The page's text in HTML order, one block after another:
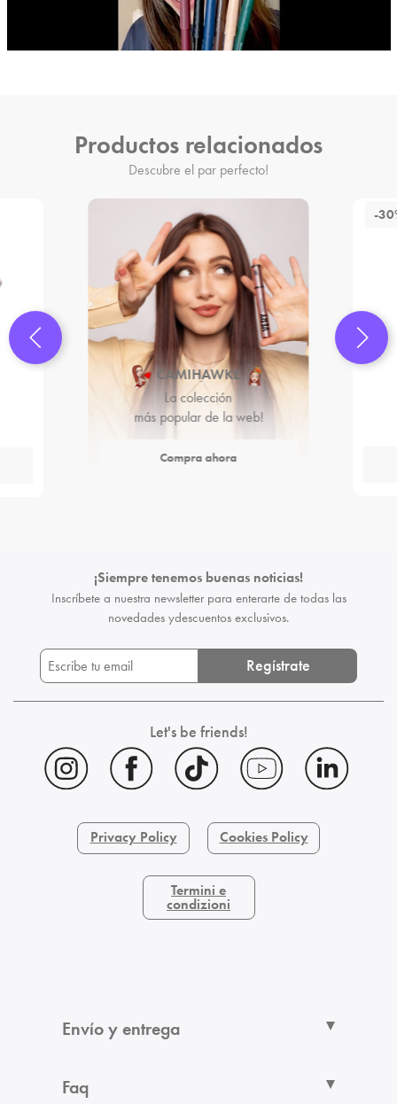
Productos relacionados
Descubre el par perfecto!
CAMIHAWKE
La colección
más popular de la web!
Compra ahora
-
¡Siempre tenemos buenas noticias!
Inscríbete a nuestra newsletter para enterarte de todas las
novedades ydescuentos exclusivos.
Regístrate
Let's be friends!
Privacy Policy Cookies Policy
Termini e
condizioni
Envío y entrega
Faq